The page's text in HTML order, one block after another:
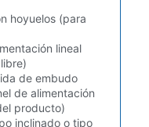
hoyuelos (para
lineal
de embudo
de alimentación
producto)
inclinado o tipo